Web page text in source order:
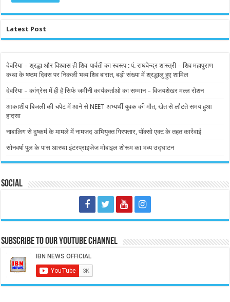
Latest Post
देवरिया – श्रद्धा और विश्वास ही शिव-पार्वती का स्वरूप : पं. राघवेन्द्र शास्त्री – शिव महापुराण
कथा के षष्ठम दिवस पर निकली भव्य शिव बारात, बड़ी संख्या में श्रद्धालु हुए शामिल
देवरिया – कांग्रेस में ही है सिर्फ जमीनी कार्यकर्ताओ का सम्मान – विजयशेखर मल्ल रोशन
आकाशीय बिजली की चपेट में आने से NEET अभ्यर्थी युवक की मौत, खेत से लौटते समय हुआ
हादसा
नाबालिग से दुष्कर्म के मामले में नामजद अभियुक्त गिरफ्तार, पॉक्सो एक्ट के तहत कार्रवाई
सोनवर्षा पुल के पास आस्था इंटरप्राइजेज मोबाइल शोरूम का भव्य उद्घाटन
Social
Subscribe to our Youtube Channel